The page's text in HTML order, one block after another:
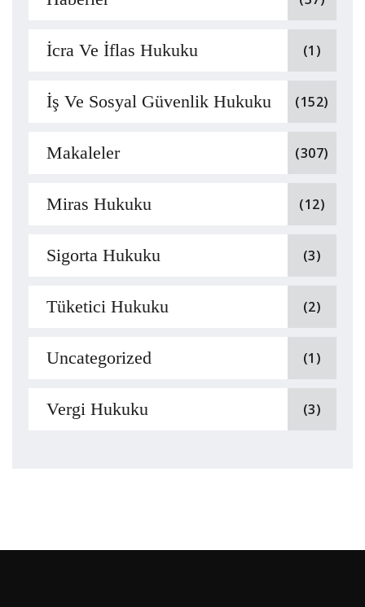
İcra Ve İflas Hukuku (1)
İş Ve Sosyal Güvenlik Hukuku (152)
Makaleler (307)
Miras Hukuku (12)
Sigorta Hukuku (3)
Tüketici Hukuku (2)
Uncategorized (1)
Vergi Hukuku (3)